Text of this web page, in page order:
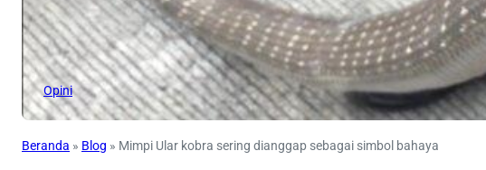
Opini
Beranda » Blog » Mimpi Ular kobra sering dianggap sebagai simbol bahaya